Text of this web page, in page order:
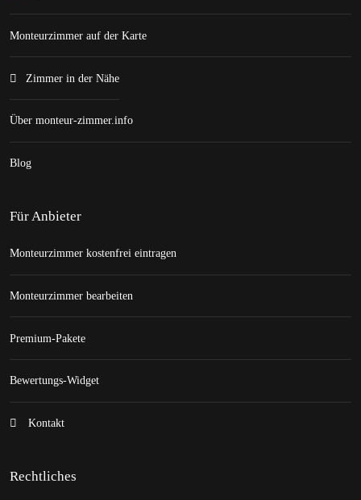
Monteurzimmer auf der Karte
Zimmer in der Nähe
Über monteur-zimmer.info
Blog
Für Anbieter
Monteurzimmer kostenfrei eintragen
Monteurzimmer bearbeiten
Premium-Pakete
Bewertungs-Widget
Kontakt
Rechtliches